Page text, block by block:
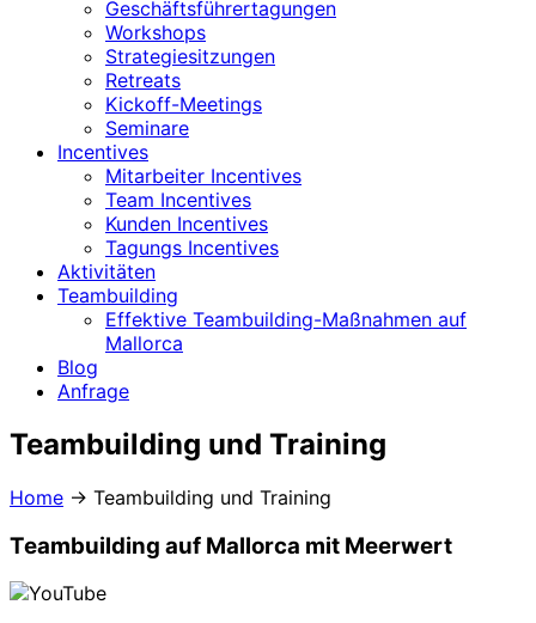
Geschäftsführertagungen
Workshops
Strategiesitzungen
Retreats
Kickoff-Meetings
Seminare
Incentives
Mitarbeiter Incentives
Team Incentives
Kunden Incentives
Tagungs Incentives
Aktivitäten
Teambuilding
Effektive Teambuilding-Maßnahmen auf
Mallorca
Blog
Anfrage
Teambuilding und Training
Home → Teambuilding und Training
Teambuilding auf Mallorca mit Meerwert